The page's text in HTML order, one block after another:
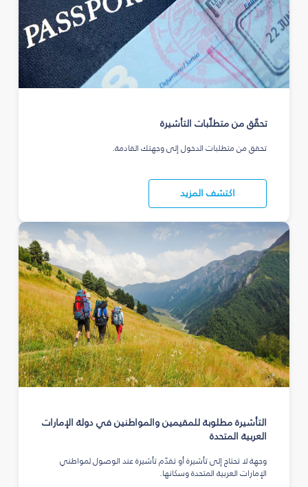
تحقّق من متطلّبات التأشيرة
تحقق من متطلبات الدخول إلى وجهتك القادمة.
اكتشف المزيد
التأشيرة مطلوبة للمقيمين والمواطنين في دولة الإمارات
العربية المتحدة
وجهة لا تحتاج إلى تأشيرة أو تقدّم تأشيرة عند الوصول لمواطني
الإمارات العربية المتحدة وسكانها.